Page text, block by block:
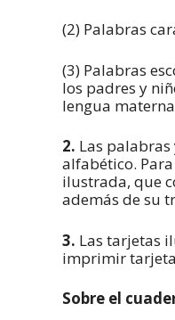
(2) Palabras
(3) Palabras
los padres y
lengua
2. Las
alfabético.
ilustrada, que
además de su
3. Las tarjetas
imprimir
Sobre el